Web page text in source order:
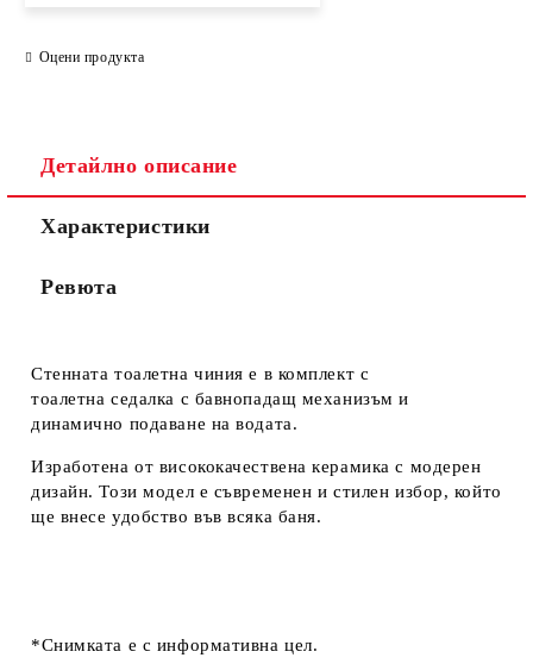
Оцени продукта
Детайлно описание
Характеристики
Ревюта
Стенната тоалетна чиния е в комплект с
тоалетна седалка с бавнопадащ механизъм и
динамично подаване на водата.
Изработена от висококачествена керамика с модерен
дизайн. Този модел е съвременен и стилен избор, който
ще внесе удобство във всяка баня.
*Снимката е с информативна цел.